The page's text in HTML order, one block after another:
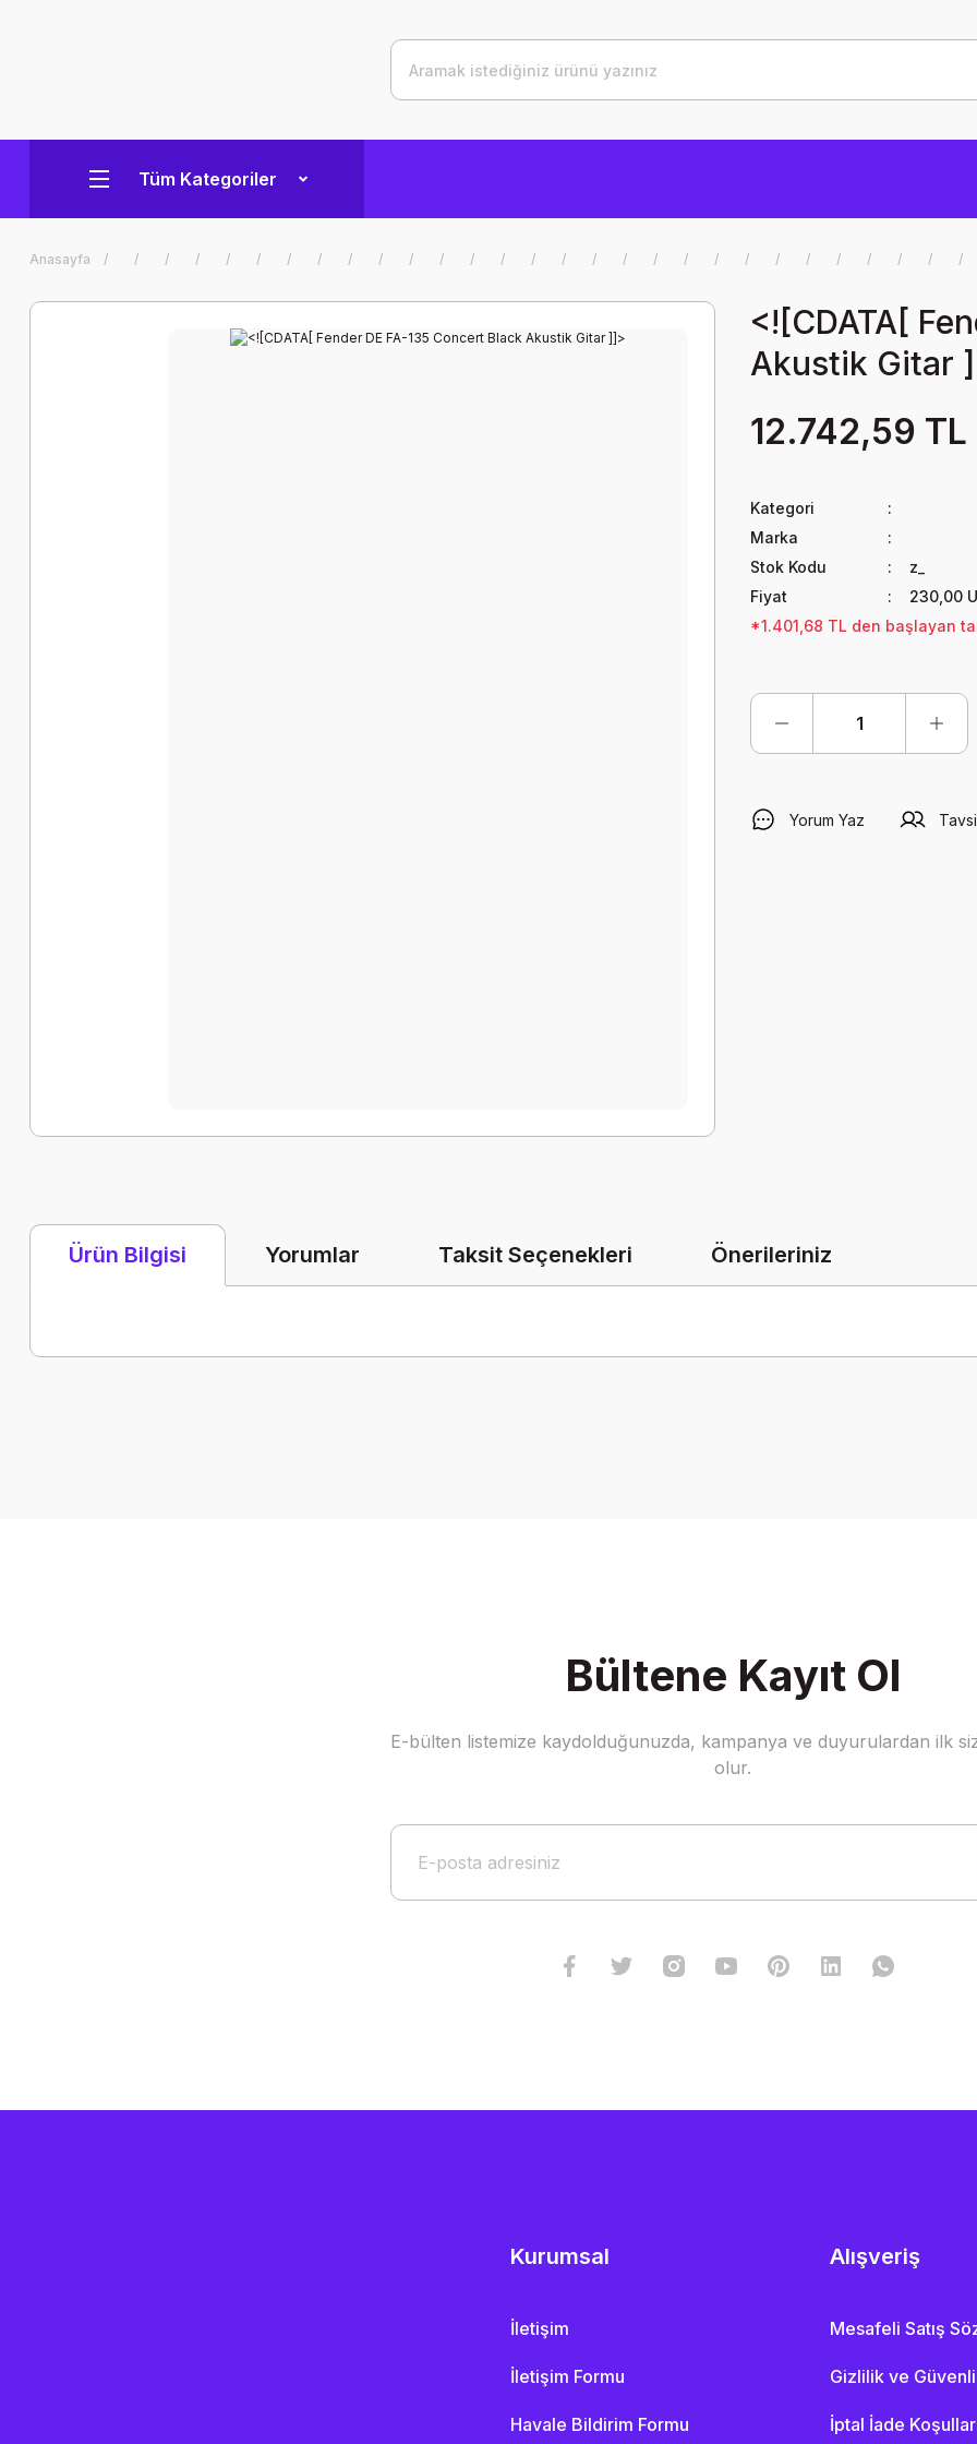
Tüm Kategoriler
Anasayfa
<![CDATA[
Akustik Gitar
12.742,59 TL
Kategori
Marka
Stok Kodu
z_
Fiyat
230,00
*1.401,68 TL den başlayan
Yorum Yaz
Ürün Bilgisi Yorumlar Taksit Seçenekleri Önerileriniz
Gönder
Bültene Kayıt Ol
E-bülten listemize kaydolduğunuzda, kampanya ve duyurulardan ilk
olur.
Kurumsal
İletişim
İletişim Formu
Havale Bildirim Formu
Alışveriş
Mesafeli Satış
Gizlilik ve
İptal İade